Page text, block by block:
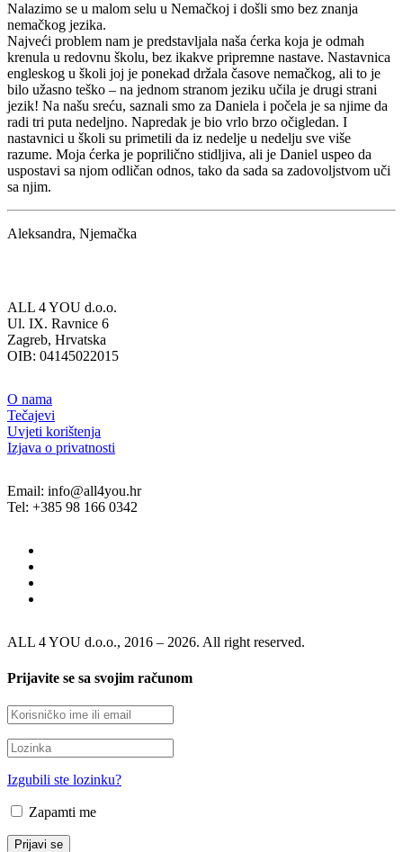
Nalazimo se u malom selu u Nemačkoj i došli smo bez znanja
nemačkog jezika.
Najveći problem nam je predstavljala naša ćerka koja je odmah
krenula u redovnu školu, bez ikakve pripremne nastave. Nastavnica
engleskog u školi joj je ponekad držala časove nemačkog, ali to je
bilo užasno teško – na jednom stranom jeziku učila je drugi strani
jezik! Na našu sreću, saznali smo za Daniela i počela je sa njime da
radi tri puta nedeljno. Napredak je bio vrlo brzo očigledan. I
nastavnici u školi su primetili da iz nedelje u nedelju sve više
razume. Moja ćerka je poprilično stidljiva, ali je Daniel uspeo da
uspostavi sa njom odličan odnos, tako da sada sa zadovoljstvom uči
sa njim.
Aleksandra, Njemačka
ALL 4 YOU d.o.o.
Ul. IX. Ravnice 6
Zagreb, Hrvatska
OIB: 04145022015
O nama
Tečajevi
Uvjeti korištenja
Izjava o privatnosti
Email: info@all4you.hr
Tel: +385 98 166 0342
ALL 4 YOU d.o.o., 2016 – 2026. All right reserved.
Prijavite se sa svojim računom
Izgubili ste lozinku?
Zapamti me